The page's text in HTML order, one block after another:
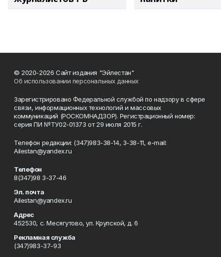
© 2020-2026 Сайт издания "Эйлестан"
Об использовании персональных данных
Зарегистрировано Федеральной службой по надзору в сфере
связи, информационных технологий и массовых
коммуникаций (РОСКОМНАДЗОР). Регистрационный номер:
серия ПИ №ТУ02-01373 от 29 июля 2015 г.
Телефон редакции: (347)983-38-14, 3-38-11, e-mail:
Ailestan@yandex.ru
Телефон
8(347)98 3-37-46
Эл. почта
Ailestan@yandex.ru
Адрес
452530, с. Месягутово, ул. Крупской, д. 6
Рекламная служба
(347)983-37-93